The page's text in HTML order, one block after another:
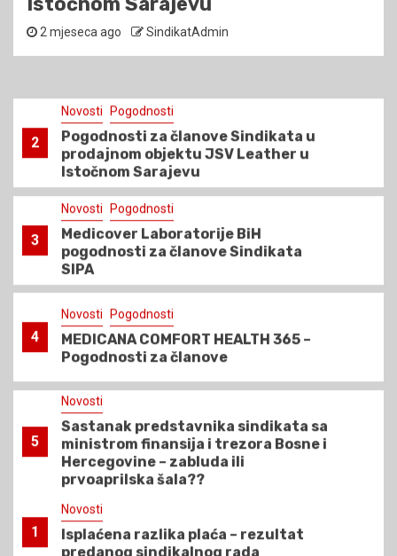
2
Novosti Pogodnosti
Pogodnosti za članove Sindikata u
prodajnom objektu JSV Leather u
Istočnom Sarajevu
3
Novosti Pogodnosti
Medicover Laboratorije BiH
pogodnosti za članove Sindikata
SIPA
4
Novosti Pogodnosti
MEDICANA COMFORT HEALTH 365 –
Pogodnosti za članove
5
Novosti
Sastanak predstavnika sindikata sa
ministrom finansija i trezora Bosne i
Hercegovine – zabluda ili
prvoaprilska šala??
1
Novosti
Isplaćena razlika plaća – rezultat
predanog sindikalnog rada
2 mjeseca ago SindikatAdmin